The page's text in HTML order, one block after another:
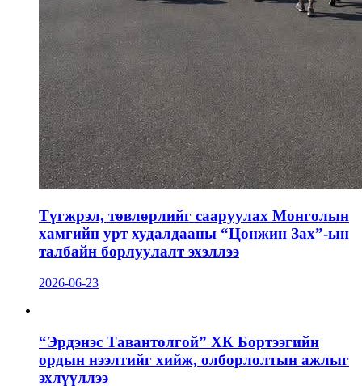
Түгжрэл, төвлөрлийг сааруулах Монголын
хамгийн урт худалдааны “Цонжин Зах”-ын
талбайн борлуулалт эхэллээ
2026-06-23
“Эрдэнэс Тавантолгой” ХК Бортээгийн
ордын нээлтийг хийж, олборлолтын ажлыг
эхлүүллээ